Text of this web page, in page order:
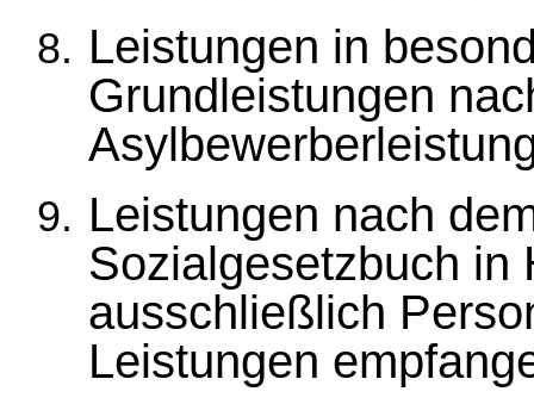
Leistungen in
Grundleistungen
Leistungen nach
Sozialgesetzbuch in
ausschließlich
Leistungen